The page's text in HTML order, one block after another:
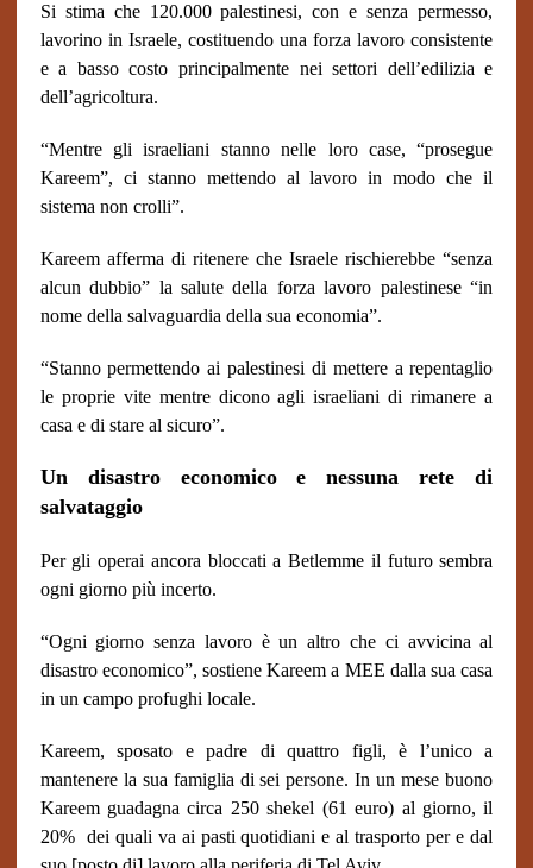
Si stima che 120.000 palestinesi, con e senza permesso,
lavorino in Israele, costituendo una forza lavoro consistente
e a basso costo principalmente nei settori dell’edilizia e
dell’agricoltura.
“Mentre gli israeliani stanno nelle loro case, “prosegue
Kareem”, ci stanno mettendo al lavoro in modo che il
sistema non crolli”.
Kareem afferma di ritenere che Israele rischierebbe “senza
alcun dubbio” la salute della forza lavoro palestinese “in
nome della salvaguardia della sua economia”.
“Stanno permettendo ai palestinesi di mettere a repentaglio
le proprie vite mentre dicono agli israeliani di rimanere a
casa e di stare al sicuro”.
Un disastro economico e nessuna rete di
salvataggio
Per gli operai ancora bloccati a Betlemme il futuro sembra
ogni giorno più incerto.
“Ogni giorno senza lavoro è un altro che ci avvicina al
disastro economico”, sostiene Kareem a MEE dalla sua casa
in un campo profughi locale.
Kareem, sposato e padre di quattro figli, è l’unico a
mantenere la sua famiglia di sei persone. In un mese buono
Kareem guadagna circa 250 shekel (61 euro) al giorno, il
20% dei quali va ai pasti quotidiani e al trasporto per e dal